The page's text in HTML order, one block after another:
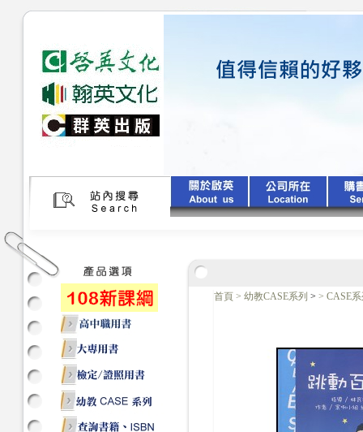
首頁 > 幼教CASE系列 > > CASE